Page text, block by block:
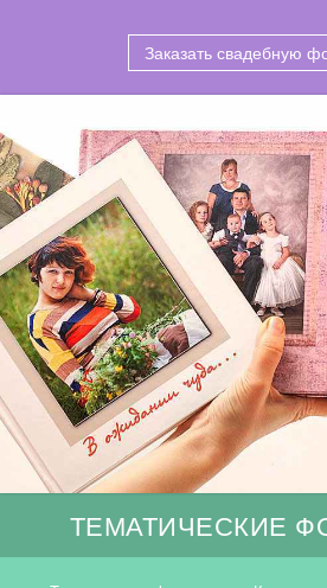
Заказать свадебную
ТЕМАТИЧЕСКИЕ